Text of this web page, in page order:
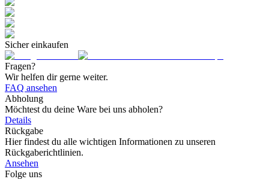
Sicher einkaufen
Fragen?
Wir helfen dir gerne weiter.
FAQ ansehen
Abholung
Möchtest du deine Ware bei uns abholen?
Details
Rückgabe
Hier findest du alle wichtigen Informationen zu unseren
Rückgaberichtlinien.
Ansehen
Folge uns